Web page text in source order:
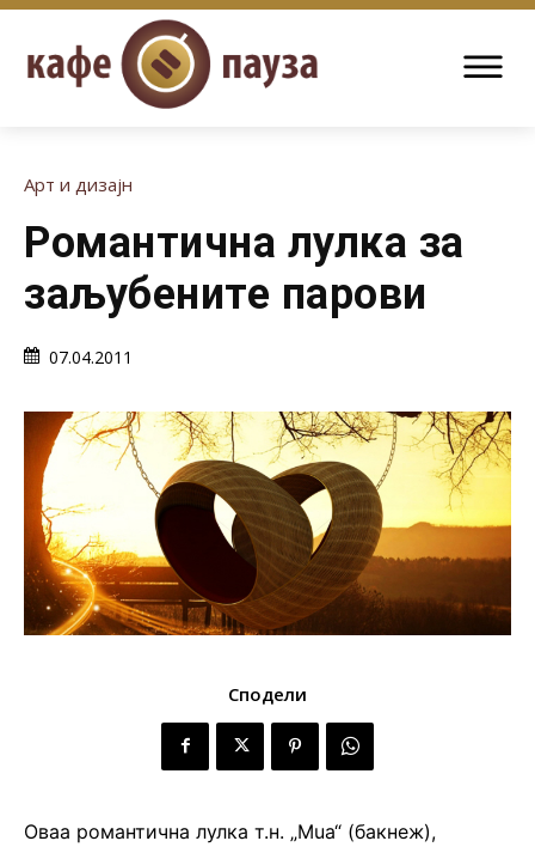
Арт и дизајн
Романтична лулка за
заљубените парови
07.04.2011
Сподели
Оваа романтична лулка т.н. „Mua“ (бакнеж),